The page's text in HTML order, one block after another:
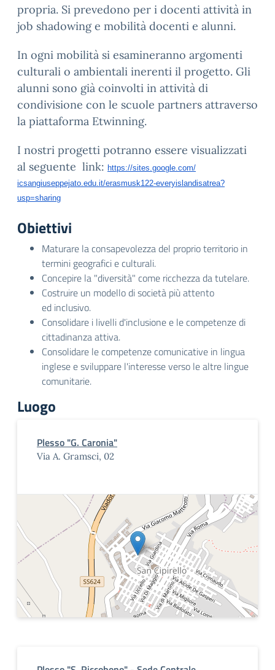
propria. Si prevedono per i docenti attività in
job shadowing e mobilità docenti e alunni.
In ogni mobilità si esamineranno argomenti
culturali o ambientali inerenti il progetto. Gli
alunni sono già coinvolti in attività di
condivisione con le scuole partners attraverso
la piattaforma Etwinning.
I nostri progetti potranno essere visualizzati
al seguente link: https://sites.google.com/
icsangiuseppejato.edu.it/erasmusk122-everyislandisatrea?
usp=sharing
Obiettivi
Maturare la consapevolezza del proprio territorio in
termini geografici e culturali.
Concepire la "diversità" come ricchezza da tutelare.
Costruire un modello di società più attento
ed inclusivo.
Consolidare i livelli d'inclusione e le competenze di
cittadinanza attiva.
Consolidare le competenze comunicative in lingua
inglese e sviluppare l'interesse verso le altre lingue
comunitarie.
Luogo
Plesso "G. Caronia"
Via A. Gramsci, 02